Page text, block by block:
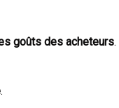
goûts des acheteurs.
.